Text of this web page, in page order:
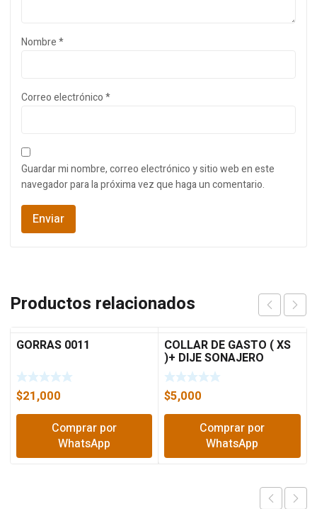
Nombre*
Correo electrónico*
Guardar mi nombre, correo electrónico y sitio web en este
navegador para la próxima vez que haga un comentario.
Productos relacionados
GORRAS 0011
$21,000
Comprar por
WhatsApp
COLLAR DE GASTO ( XS
)+ DIJE SONAJERO
$5,000
Comprar por
WhatsApp